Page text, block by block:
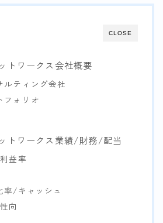
CLOSE
トワークス会社概要
ルティング会社
フォリオ
トワークス業績/財務/配当
益率
率/キャッシュ
向